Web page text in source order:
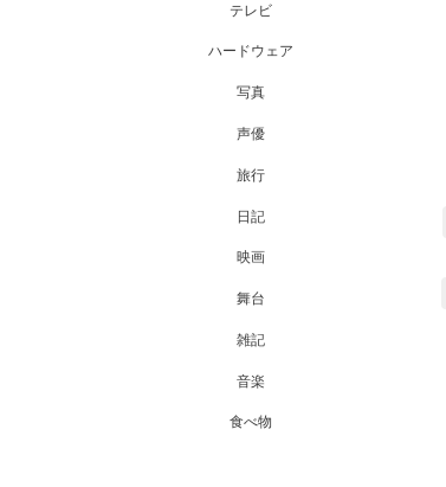
テレビ
ハードウェア
写真
声優
旅行
日記
映画
舞台
雑記
音楽
食べ物